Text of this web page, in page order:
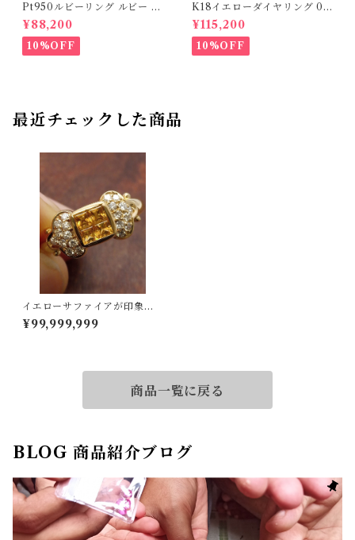
Pt950ルビーリング ルビー 0.
34ct ダイヤモンド 0.35ct【P
RO206885】
¥88,200
10%OFF
K18イエローダイヤリング 0.1
07ct D 0.10ct【PRO20878
1】
¥115,200
10%OFF
最近チェックした商品
イエローサファイアが印象
的！K18イエローサファイア
リング 12号
¥99,999,999
商品一覧に戻る
BLOG 商品紹介ブログ